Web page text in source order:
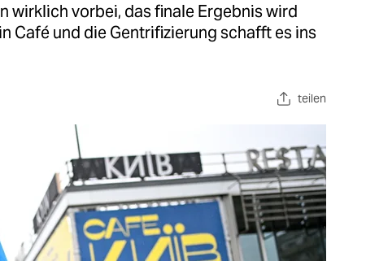
wirklich vorbei, das finale Ergebnis wird
Café und die Gentrifizierung schafft es ins
teilen